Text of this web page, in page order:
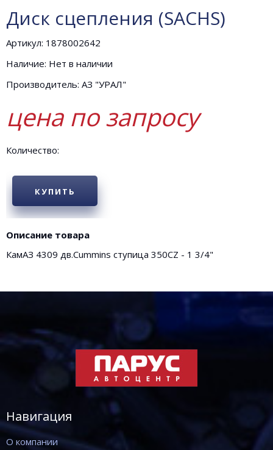
Диск сцепления (SACHS)
Артикул: 1878002642
Наличие: Нет в наличии
Производитель: АЗ "УРАЛ"
цена по запросу
Количество:
КУПИТЬ
Описание товара
КамАЗ 4309 дв.Cummins ступица 350CZ - 1 3/4"
Навигация
О компании